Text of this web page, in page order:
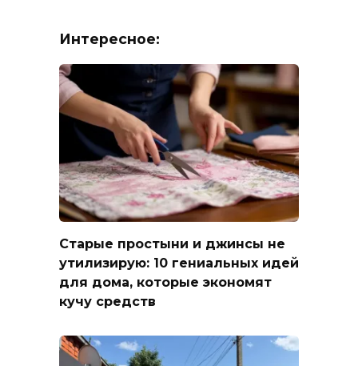
Интересное:
Старые простыни и джинсы не
утилизирую: 10 гениальных идей
для дома, которые экономят
кучу средств